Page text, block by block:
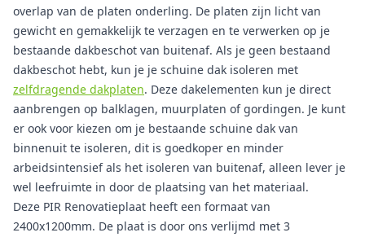
overlap van de platen onderling. De platen zijn licht van
gewicht en gemakkelijk te verzagen en te verwerken op je
bestaande dakbeschot van buitenaf. Als je geen bestaand
dakbeschot hebt, kun je je schuine dak isoleren met
zelfdragende dakplaten. Deze dakelementen kun je direct
aanbrengen op balklagen, muurplaten of gordingen. Je kunt
er ook voor kiezen om je bestaande schuine dak van
binnenuit te isoleren, dit is goedkoper en minder
arbeidsintensief als het isoleren van buitenaf, alleen lever je
wel leefruimte in door de plaatsing van het materiaal.
Deze PIR Renovatieplaat heeft een formaat van
2400x1200mm. De plaat is door ons verlijmd met 3